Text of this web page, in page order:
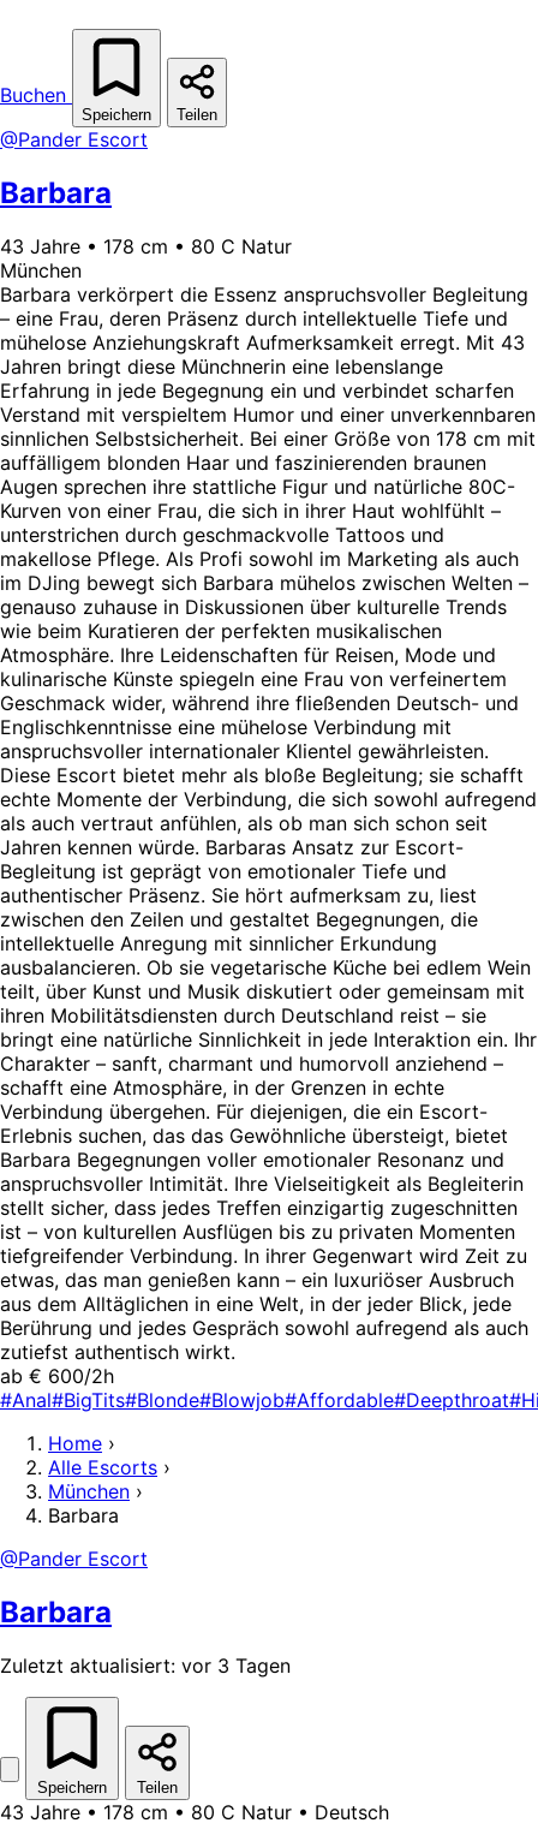
Buchen
Speichern Teilen
@Pander Escort
Barbara
43 Jahre • 178 cm • 80 C Natur
München
Barbara verkörpert die Essenz anspruchsvoller Begleitung
– eine Frau, deren Präsenz durch intellektuelle Tiefe und
mühelose Anziehungskraft Aufmerksamkeit erregt. Mit 43
Jahren bringt diese Münchnerin eine lebenslange
Erfahrung in jede Begegnung ein und verbindet scharfen
Verstand mit verspieltem Humor und einer unverkennbaren
sinnlichen Selbstsicherheit. Bei einer Größe von 178 cm mit
auffälligem blonden Haar und faszinierenden braunen
Augen sprechen ihre stattliche Figur und natürliche 80C-
Kurven von einer Frau, die sich in ihrer Haut wohlfühlt –
unterstrichen durch geschmackvolle Tattoos und
makellose Pflege. Als Profi sowohl im Marketing als auch
im DJing bewegt sich Barbara mühelos zwischen Welten –
genauso zuhause in Diskussionen über kulturelle Trends
wie beim Kuratieren der perfekten musikalischen
Atmosphäre. Ihre Leidenschaften für Reisen, Mode und
kulinarische Künste spiegeln eine Frau von verfeinertem
Geschmack wider, während ihre fließenden Deutsch- und
Englischkenntnisse eine mühelose Verbindung mit
anspruchsvoller internationaler Klientel gewährleisten.
Diese Escort bietet mehr als bloße Begleitung; sie schafft
echte Momente der Verbindung, die sich sowohl aufregend
als auch vertraut anfühlen, als ob man sich schon seit
Jahren kennen würde. Barbaras Ansatz zur Escort-
Begleitung ist geprägt von emotionaler Tiefe und
authentischer Präsenz. Sie hört aufmerksam zu, liest
zwischen den Zeilen und gestaltet Begegnungen, die
intellektuelle Anregung mit sinnlicher Erkundung
ausbalancieren. Ob sie vegetarische Küche bei edlem Wein
teilt, über Kunst und Musik diskutiert oder gemeinsam mit
ihren Mobilitätsdiensten durch Deutschland reist – sie
bringt eine natürliche Sinnlichkeit in jede Interaktion ein. Ihr
Charakter – sanft, charmant und humorvoll anziehend –
schafft eine Atmosphäre, in der Grenzen in echte
Verbindung übergehen. Für diejenigen, die ein Escort-
Erlebnis suchen, das das Gewöhnliche übersteigt, bietet
Barbara Begegnungen voller emotionaler Resonanz und
anspruchsvoller Intimität. Ihre Vielseitigkeit als Begleiterin
stellt sicher, dass jedes Treffen einzigartig zugeschnitten
ist – von kulturellen Ausflügen bis zu privaten Momenten
tiefgreifender Verbindung. In ihrer Gegenwart wird Zeit zu
etwas, das man genießen kann – ein luxuriöser Ausbruch
aus dem Alltäglichen in eine Welt, in der jeder Blick, jede
Berührung und jedes Gespräch sowohl aufregend als auch
zutiefst authentisch wirkt.
ab € 600/2h
#Anal#BigTits#Blonde#Blowjob#Affordable#Deepthroat
Home ›
Alle Escorts ›
München ›
Barbara
@Pander Escort
Barbara
Zuletzt aktualisiert: vor 3 Tagen
Speichern Teilen
43 Jahre • 178 cm • 80 C Natur • Deutsch